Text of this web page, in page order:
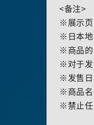
<备注>
※展示页
※日本地
※商品的
※对于发
※发售日
※商品名
※禁止任